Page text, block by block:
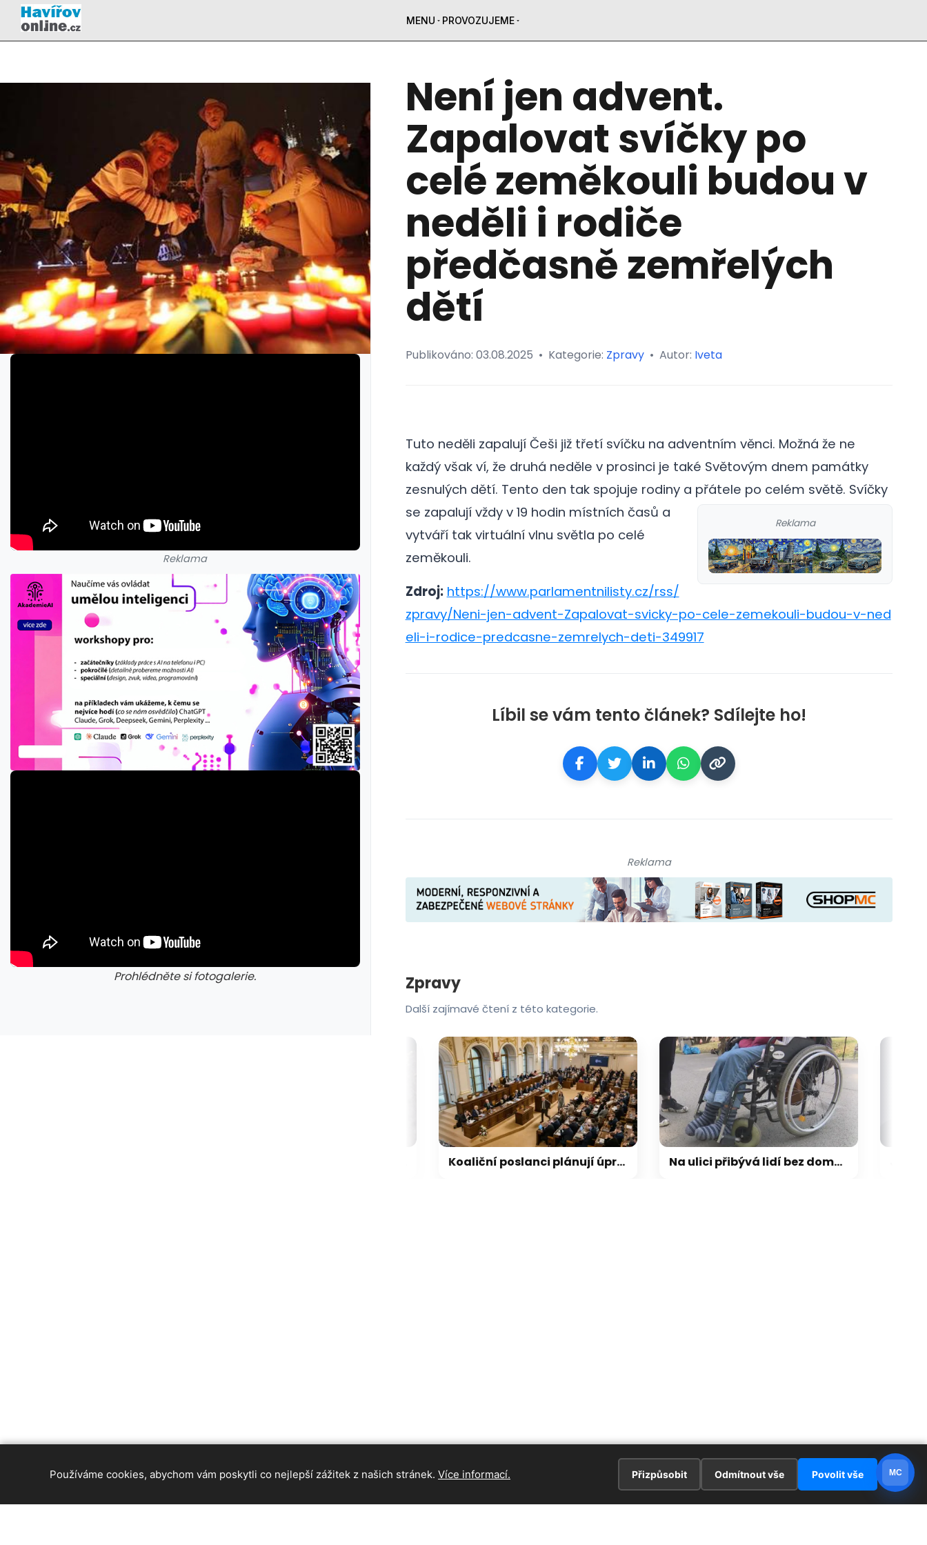
MENU PROVOZUJEME
Reklama
Prohlédněte si fotogalerie.
Není jen advent.
Zapalovat svíčky po
celé zeměkouli budou v
neděli i rodiče
předčasně zemřelých
dětí
Publikováno: 03.08.2025 • Kategorie: Zpravy • Autor: Iveta
Tuto neděli zapalují Češi již třetí svíčku na adventním věnci. Možná že ne
každý však ví, že druhá neděle v prosinci je také Světovým dnem památky
zesnulých dětí. Tento den tak spojuje rodiny a přátele po celém světě.
Reklama
Svíčky
se zapalují vždy v 19 hodin místních časů a
vytváří tak virtuální vlnu světla po celé
zeměkouli.
Zdroj: https://www.parlamentnilisty.cz/rss/
zpravy/Neni-jen-advent-Zapalovat-svicky-po-cele-zemekouli-budou-v-ned
eli-i-rodice-predcasne-zemrelych-deti-349917
Líbil se vám tento článek? Sdílejte ho!
Reklama
Zpravy
Další zajímavé čtení z této kategorie.
Koaliční poslanci plánují úpravu novely zmírňující pravidla pro střet zájmů Na ulici přibývá lidí bez domova, kteří jsou na vozíku
Používáme cookies, abychom vám poskytli co nejlepší zážitek z našich stránek. Více informací. Přizpůsobit Odmítnout vše Povolit vše MC